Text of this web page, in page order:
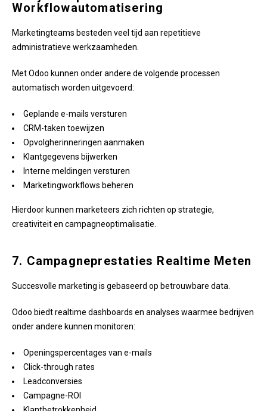
Workflowautomatisering
Marketingteams besteden veel tijd aan repetitieve
administratieve werkzaamheden.
Met Odoo kunnen onder andere de volgende processen
automatisch worden uitgevoerd:
Geplande e-mails versturen
CRM-taken toewijzen
Opvolgherinneringen aanmaken
Klantgegevens bijwerken
Interne meldingen versturen
Marketingworkflows beheren
Hierdoor kunnen marketeers zich richten op strategie,
creativiteit en campagneoptimalisatie.
7. Campagneprestaties Realtime Meten
Succesvolle marketing is gebaseerd op betrouwbare data.
Odoo biedt realtime dashboards en analyses waarmee bedrijven
onder andere kunnen monitoren:
Openingspercentages van e-mails
Click-through rates
Leadconversies
Campagne-ROI